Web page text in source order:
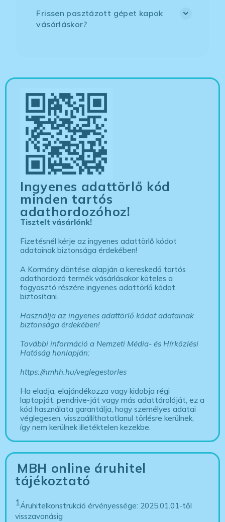
Frissen pasztázott gépet kapok
vásárláskor?
Ingyenes adattörlő kód
minden tartós
adathordozóhoz!
Tisztelt vásárlónk!
Fizetésnél kérje az ingyenes adattörlő kódot
adatainak biztonsága érdekében!
A Kormány döntése alapján a kereskedő tartós
adathordozó termék vásárlásakor köteles a
fogyasztó részére ingyenes adattörlő kódot
biztosítani.
Használja az ingyenes adattörlő kódot adatainak
biztonsága érdekében!
További információ a Nemzeti Média- és Hírközlési
Hatóság honlapján:
https://nmhh.hu/veglegestorles
Ha eladja, elajándékozza vagy kidobja régi
laptopját, pendrive-ját vagy más adattárolóját, ez a
kód használata garantálja, hogy személyes adatai
véglegesen, visszaállíthatatlanul törlésre kerülnek,
így nem kerülnek illetéktelen kezekbe.
MBH online áruhitel
tájékoztató
1Áruhitelkonstrukció érvényessége: 2025.01.01-től
visszavonásig